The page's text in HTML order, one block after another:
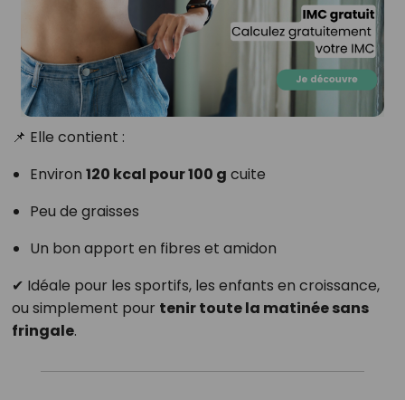
📌 Elle contient :
Environ 120 kcal pour 100 g cuite
Peu de graisses
Un bon apport en fibres et amidon
✔ Idéale pour les sportifs, les enfants en croissance,
ou simplement pour tenir toute la matinée sans
fringale.